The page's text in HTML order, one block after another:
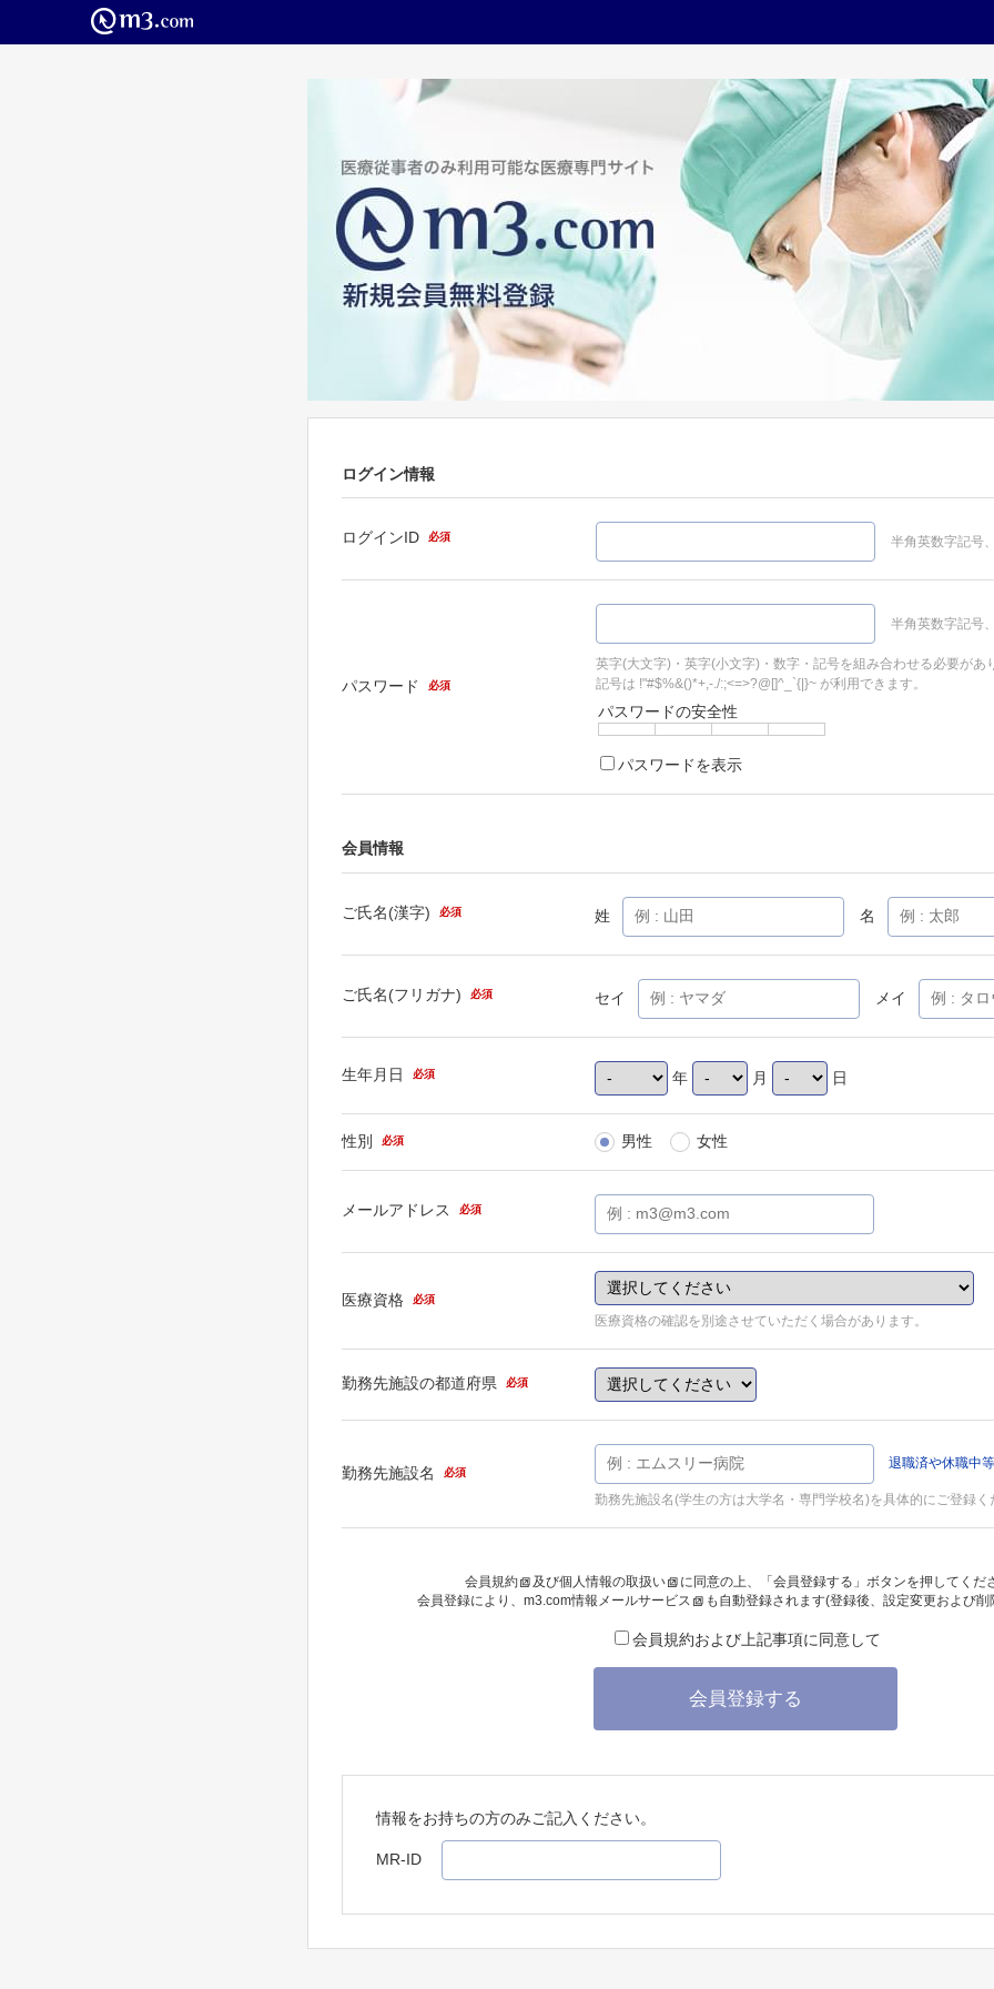
ログイン情報
ログインID 必須 半角英数字記号
パスワード 必須
半角英数字記号
英字(大文字)・英字(小文字)・数字・記号を組み合わせる必要があ
記号は !"#$%&()*+,-./:;<=>?@[]^_`{|}~ が利用できます。
パスワードの安全性
パスワードを表示
会員情報
ご氏名(漢字) 必須 姓 名
ご氏名(フリガナ) 必須 セイ メイ
生年月日 必須 年 月 日
性別 必須 男性 女性
メールアドレス 必須
医療資格 必須
医療資格の確認を別途させていただく場合があります。
勤務先施設の都道府県 必須
勤務先施設名 必須
退職済や休職中
勤務先施設名(学生の方は大学名・専門学校名)を具体的にご登録く
会員規約 及び個人情報の取扱い
に同意の上、「会員登録する」ボタンを押してくだ
会員登録により、 m3.com情報メールサービス も自動登録されます(登録後、設定変更および
会員規約および上記事項に同意して
会員登録する
情報をお持ちの方のみご記入ください。
MR-ID